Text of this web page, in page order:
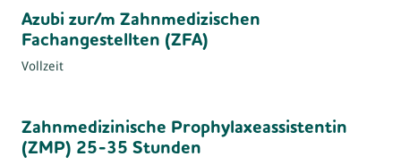
Azubi zur/m Zahnmedizischen
Fachangestellten (ZFA)
Vollzeit
Zahnmedizinische Prophylaxeassistentin
(ZMP) 25-35 Stunden